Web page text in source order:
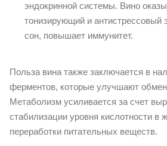
эндокринной системы. Вино
тонизирующий и
сон, повышает иммунитет.
Польза вина также заключается в
ферментов, которые улучшают
Метаболизм усиливается за счет
стабилизации уровня кислотности в
переработки питательных веществ.